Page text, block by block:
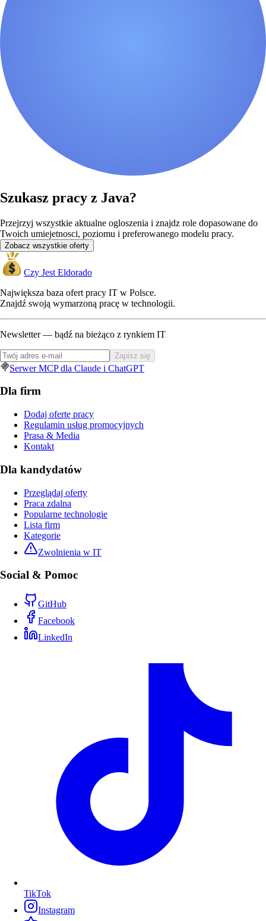
Szukasz pracy z Java?
Przejrzyj wszystkie aktualne ogloszenia i znajdz role dopasowane do
Twoich umiejetnosci, poziomu i preferowanego modelu pracy.
Zobacz wszystkie oferty
Czy Jest Eldorado
Największa baza ofert pracy IT w Polsce.
Znajdź swoją wymarzoną pracę w technologii.
Newsletter — bądź na bieżąco z rynkiem IT
Zapisz się
Serwer MCP dla Claude i ChatGPT
Dla firm
Dodaj ofertę pracy
Regulamin usług promocyjnych
Prasa & Media
Kontakt
Dla kandydatów
Przeglądaj oferty
Praca zdalna
Popularne technologie
Lista firm
Kategorie
Zwolnienia w IT
Social & Pomoc
GitHub
Facebook
LinkedIn
TikTok
Instagram